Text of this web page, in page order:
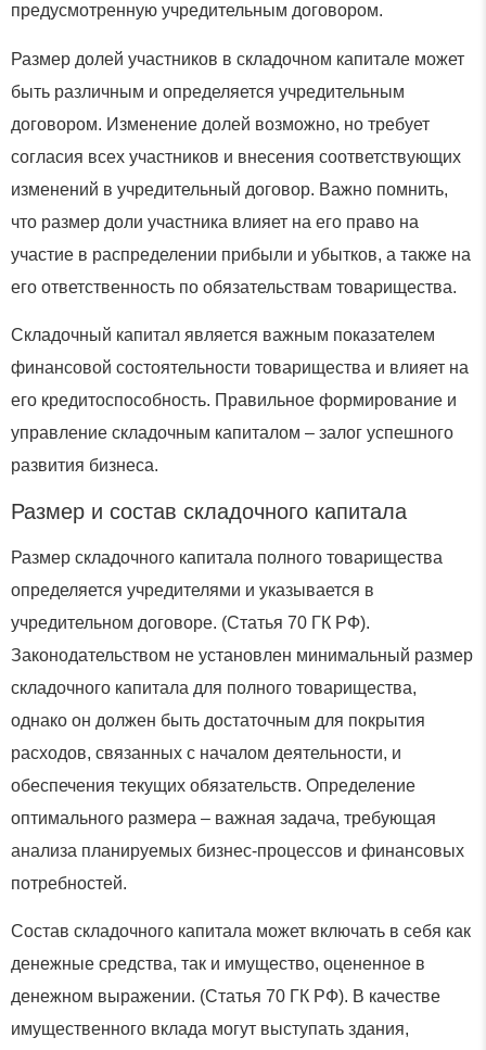
предусмотренную учредительным договором.
Размер долей участников в складочном капитале может
быть различным и определяется учредительным
договором. Изменение долей возможно, но требует
согласия всех участников и внесения соответствующих
изменений в учредительный договор. Важно помнить,
что размер доли участника влияет на его право на
участие в распределении прибыли и убытков, а также на
его ответственность по обязательствам товарищества.
Складочный капитал является важным показателем
финансовой состоятельности товарищества и влияет на
его кредитоспособность. Правильное формирование и
управление складочным капиталом – залог успешного
развития бизнеса.
Размер и состав складочного капитала
Размер складочного капитала полного товарищества
определяется учредителями и указывается в
учредительном договоре. (Статья 70 ГК РФ).
Законодательством не установлен минимальный размер
складочного капитала для полного товарищества,
однако он должен быть достаточным для покрытия
расходов, связанных с началом деятельности, и
обеспечения текущих обязательств. Определение
оптимального размера – важная задача, требующая
анализа планируемых бизнес-процессов и финансовых
потребностей.
Состав складочного капитала может включать в себя как
денежные средства, так и имущество, оцененное в
денежном выражении. (Статья 70 ГК РФ). В качестве
имущественного вклада могут выступать здания,